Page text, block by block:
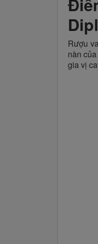
Rượu
nàn
gia vị